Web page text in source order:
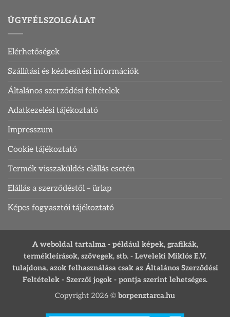
2.
ÜGYFÉLSZOLGÁLAT
Elérhetőségek
Szállítási és kézbesítési információk
Általános szerződési feltételek
Adatkezelési tájékoztató
Impresszum
Cookie tájékoztató
Termék visszaküldés elállás esetén
Elállás a szerződéstől – ürlap
Képes fogyasztói tájékoztató
A weboldal tartalma - például képek, grafikák,
termékleírások, szövegek, stb. - Leveleki Miklós E.V.
tulajdona, azok felhasználása csak az Általános Szerződési
Feltételek - Szerzői jogok - pontja szerint lehetséges.
Copyright 2026 © borpenztarca.hu